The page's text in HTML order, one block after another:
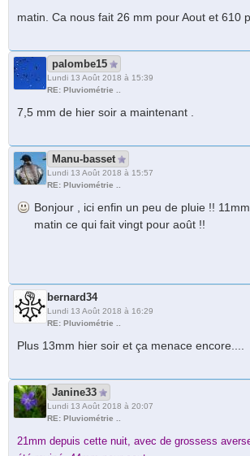
matin. Ca nous fait 26 mm pour Aout et 610
palombe15
Lundi 13 Août 2018 à 15:39
RE: Pluviométrie ..
7,5 mm de hier soir a maintenant .
Manu-basset
Lundi 13 Août 2018 à 15:57
RE: Pluviométrie ..
Bonjour , ici enfin un peu de pluie !!
matin ce qui fait vingt pour août !!
bernard34
Lundi 13 Août 2018 à 16:29
RE: Pluviométrie ..
Plus 13mm hier soir et ça menace encore....
Janine33
Lundi 13 Août 2018 à 20:07
RE: Pluviométrie ..
21mm depuis cette nuit, avec de grossess